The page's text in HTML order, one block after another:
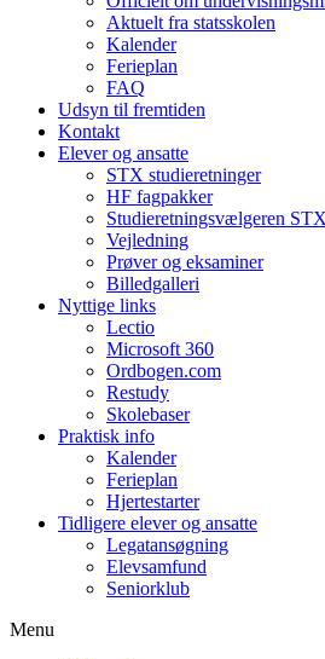
Aktuelt fra statsskolen
Kalender
Ferieplan
FAQ
Udsyn til fremtiden
Kontakt
Elever og ansatte
STX studieretninger
HF fagpakker
Studieretningsvælgeren STX
Vejledning
Prøver og eksaminer
Billedgalleri
Nyttige links
Lectio
Microsoft 360
Ordbogen.com
Restudy
Skolebaser
Praktisk info
Kalender
Ferieplan
Hjertestarter
Tidligere elever og ansatte
Legatansøgning
Elevsamfund
Seniorklub
Menu